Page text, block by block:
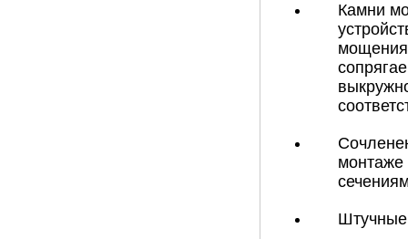
Камни
мощения
монтаже
Штучные